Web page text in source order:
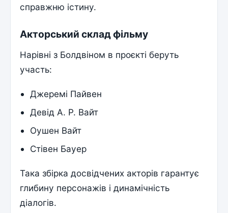
справжню істину.
Акторський склад фільму
Нарівні з Болдвіном в проєкті беруть
участь:
Джеремі Пайвен
Девід А. Р. Вайт
Оушен Вайт
Стівен Бауер
Така збірка досвідчених акторів гарантує
глибину персонажів і динамічність
діалогів.